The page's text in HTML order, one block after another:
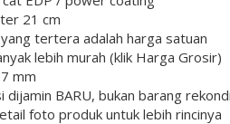
21 cm
yang tertera adalah harga satuan
lebih murah (klik Harga Grosir)
mm
dijamin BARU, bukan barang
foto produk untuk lebih rincinya